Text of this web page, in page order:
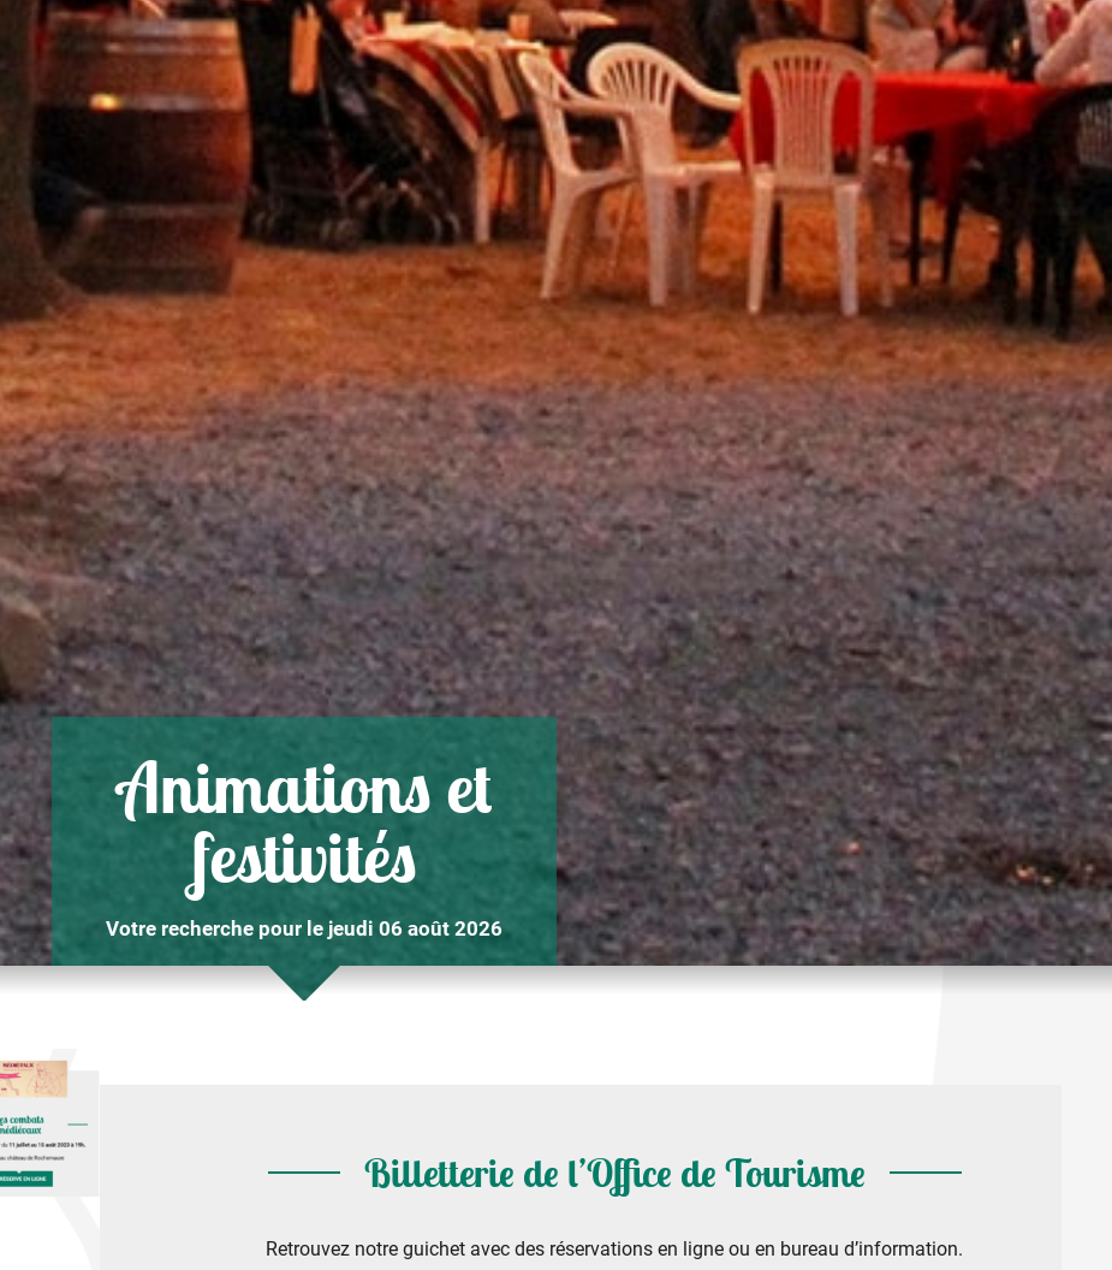
Animations et
festivités
Votre recherche pour le jeudi 06 août 2026
Billetterie de l’Office de Tourisme
Retrouvez notre guichet avec des réservations en ligne ou en bureau d’information.